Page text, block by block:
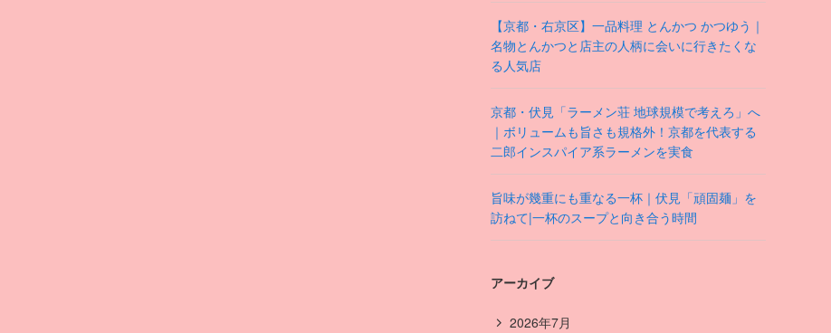
【京都・右京区】一品料理 とんかつ かつゆう｜
名物とんかつと店主の人柄に会いに行きたくな
る人気店
京都・伏見「ラーメン荘 地球規模で考えろ」へ
｜ボリュームも旨さも規格外！京都を代表する
二郎インスパイア系ラーメンを実食
旨味が幾重にも重なる一杯｜伏見「頑固麺」を
訪ねて|一杯のスープと向き合う時間
アーカイブ
2026年7月